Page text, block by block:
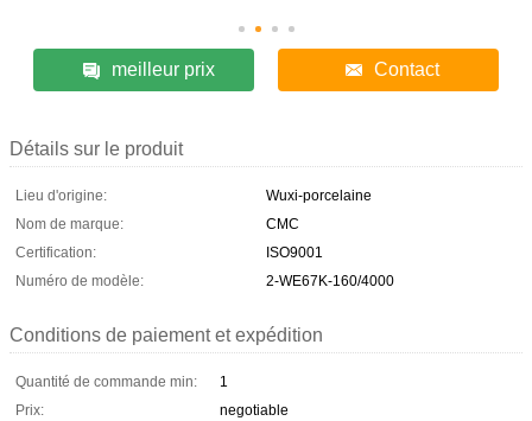
meilleur prix Contact
Détails sur le produit
Lieu d'origine:
Wuxi-porcelaine
Nom de marque:
CMC
Certification:
ISO9001
Numéro de modèle:
2-WE67K-160/4000
Conditions de paiement et expédition
Quantité de commande min:
1
Prix:
negotiable